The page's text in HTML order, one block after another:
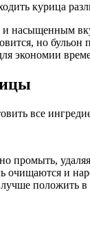
курица
насыщенным
но бульон
экономии
все
промыть,
и
положить в